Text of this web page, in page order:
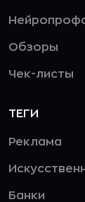
Обзоры
Чек-листы
ТЕГИ
Реклама
Банки